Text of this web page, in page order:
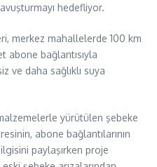
hedefliyor.
merkez mahallelerde 100 km
abone bağlantısıyla
ve daha sağlıklı suya
yürütülen şebeke
abone bağlantılarının
paylaşırken proje